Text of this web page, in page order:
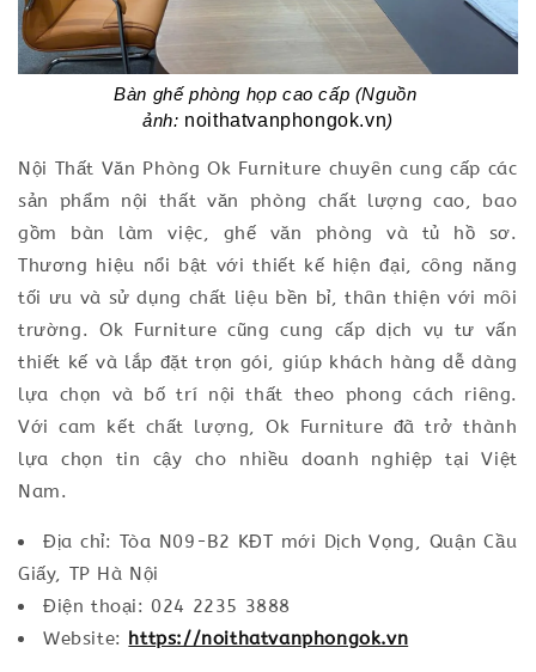
Bàn ghế phòng họp cao cấp (Nguồn
ảnh: noithatvanphongok.vn)
Nội Thất Văn Phòng Ok Furniture chuyên cung cấp các
sản phẩm nội thất văn phòng chất lượng cao, bao
gồm bàn làm việc, ghế văn phòng và tủ hồ sơ.
Thương hiệu nổi bật với thiết kế hiện đại, công năng
tối ưu và sử dụng chất liệu bền bỉ, thân thiện với môi
trường. Ok Furniture cũng cung cấp dịch vụ tư vấn
thiết kế và lắp đặt trọn gói, giúp khách hàng dễ dàng
lựa chọn và bố trí nội thất theo phong cách riêng.
Với cam kết chất lượng, Ok Furniture đã trở thành
lựa chọn tin cậy cho nhiều doanh nghiệp tại Việt
Nam.
Địa chỉ: Tòa N09-B2 KĐT mới Dịch Vọng, Quận Cầu
Giấy, TP Hà Nội
Điện thoại: 024 2235 3888
Website: https://noithatvanphongok.vn